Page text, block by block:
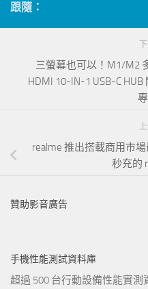
跟隨：
三螢幕也可以！M1/M2
HDMI 10-IN-1 USB-C
realme 推出搭載商用市場
秒充的
贊助影音廣告
手機性能測試資料庫
超過 500 台行動設備性能實